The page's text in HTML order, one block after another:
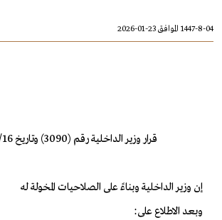
1447-8-04 الموافق 23-01-2026
قرار وزير الداخلية رقم (3090) وتاريخ 1447/07/16هـ
إن وزير الداخلية وبناءً على الصلاحيات المخولة له
وبعد الاطلاع على: